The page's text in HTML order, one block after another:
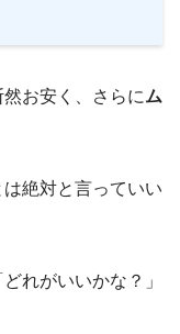
お安く、さらにム
絶対と言っていい
れがいいかな？」